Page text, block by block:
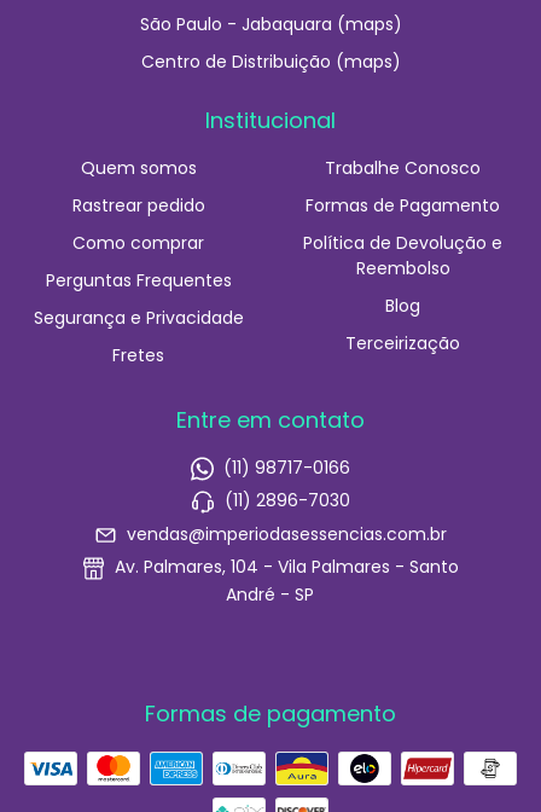
São Paulo - Jabaquara (maps)
Centro de Distribuição (maps)
Institucional
Quem somos
Rastrear pedido
Como comprar
Perguntas Frequentes
Segurança e Privacidade
Fretes
Trabalhe Conosco
Formas de Pagamento
Política de Devolução e
Reembolso
Blog
Terceirização
Entre em contato
(11) 98717-0166
(11) 2896-7030
vendas@imperiodasessencias.com.br
Av. Palmares, 104 - Vila Palmares - Santo
André - SP
Formas de pagamento